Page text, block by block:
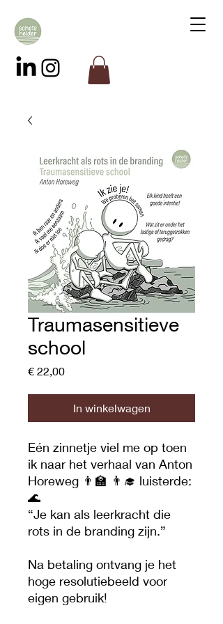
Traumasensitieve
school
€ 22,00Prijs
In winkelwagen
Eén zinnetje viel me op toen
ik naar het verhaal van Anton
Horeweg 👨‍🏫 👨‍🎓 luisterde:
🌊
“Je kan als leerkracht die
rots in de branding zijn.”
Na betaling ontvang je het
hoge resolutiebeeld voor
eigen gebruik!